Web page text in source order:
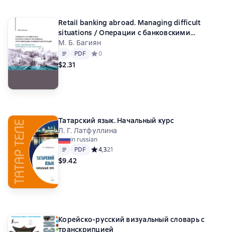
Retail banking abroad. Managing difficult
situations / Операции с банковскими
картами и чеками за рубежом.
Урегулирование конфликтных ситуаций
М. Б. Багиян
Text PDF
PDF Средний рейтинг 0 на основе 0 оценок
0
$2.31
Татарский язык. Начальный курс
Л. Г. Латфуллина
in russian
Text
PDF
PDF Средний рейтинг 4,3 на основе 21 оценок
4,321
$9.42
Корейско-русский визуальный словарь с
транскрипцией